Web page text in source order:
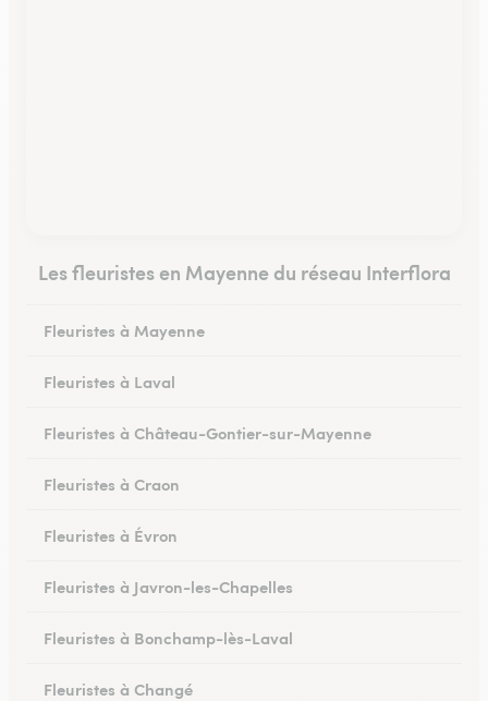
Les fleuristes en Mayenne du réseau Interflora
Fleuristes à Mayenne
Fleuristes à Laval
Fleuristes à Château-Gontier-sur-Mayenne
Fleuristes à Craon
Fleuristes à Évron
Fleuristes à Javron-les-Chapelles
Fleuristes à Bonchamp-lès-Laval
Fleuristes à Changé